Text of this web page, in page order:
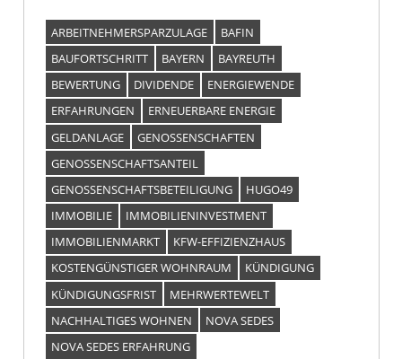
ARBEITNEHMERSPARZULAGE
BAFIN
BAUFORTSCHRITT
BAYERN
BAYREUTH
BEWERTUNG
DIVIDENDE
ENERGIEWENDE
ERFAHRUNGEN
ERNEUERBARE ENERGIE
GELDANLAGE
GENOSSENSCHAFTEN
GENOSSENSCHAFTSANTEIL
GENOSSENSCHAFTSBETEILIGUNG
HUGO49
IMMOBILIE
IMMOBILIENINVESTMENT
IMMOBILIENMARKT
KFW-EFFIZIENZHAUS
KOSTENGÜNSTIGER WOHNRAUM
KÜNDIGUNG
KÜNDIGUNGSFRIST
MEHRWERTEWELT
NACHHALTIGES WOHNEN
NOVA SEDES
NOVA SEDES ERFAHRUNG